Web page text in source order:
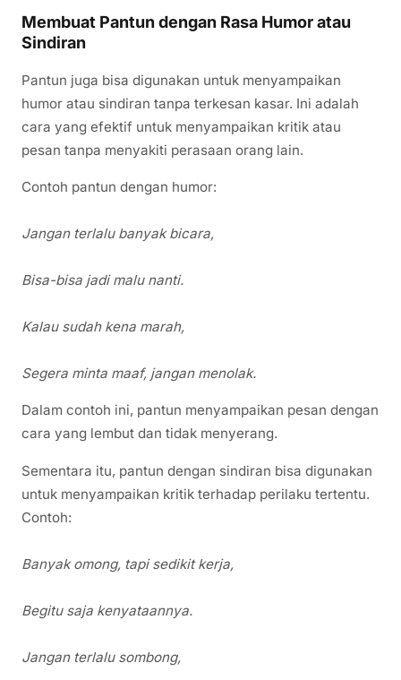
Membuat Pantun dengan Rasa Humor atau
Sindiran
Pantun juga bisa digunakan untuk menyampaikan
humor atau sindiran tanpa terkesan kasar. Ini adalah
cara yang efektif untuk menyampaikan kritik atau
pesan tanpa menyakiti perasaan orang lain.
Contoh pantun dengan humor:
Jangan terlalu banyak bicara,
Bisa-bisa jadi malu nanti.
Kalau sudah kena marah,
Segera minta maaf, jangan menolak.
Dalam contoh ini, pantun menyampaikan pesan dengan
cara yang lembut dan tidak menyerang.
Sementara itu, pantun dengan sindiran bisa digunakan
untuk menyampaikan kritik terhadap perilaku tertentu.
Contoh:
Banyak omong, tapi sedikit kerja,
Begitu saja kenyataannya.
Jangan terlalu sombong,